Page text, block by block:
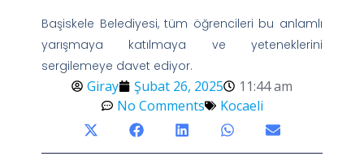
Başiskele Belediyesi, tüm öğrencileri bu anlamlı
yarışmaya katılmaya ve yeteneklerini
sergilemeye davet ediyor.
Giray Şubat 26, 2025
11:44 am
No Comments
Kocaeli